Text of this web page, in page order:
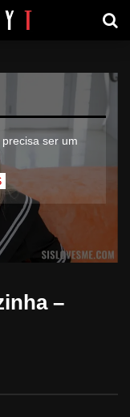
ser um
–